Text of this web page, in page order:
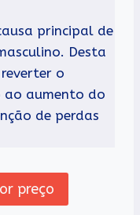
principal de
Desta
o
ao aumento do
de perdas
preço